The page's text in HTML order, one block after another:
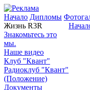
Начало Дипломы
Жизнь R3R
Знакомьтесь это
мы.
Наше видео
Клуб "Квант"
Радиоклуб "Квант"
(Положение)
Документы